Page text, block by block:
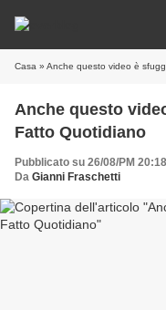
Casa » Anche questo video è
Anche questo
Fatto Quotidiano
Pubblicato su 26/08/PM 20:18
Da Gianni Fraschetti